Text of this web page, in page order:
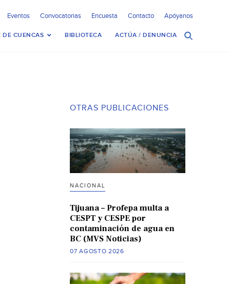
Eventos Convocatorias Encuesta Contacto Apóyanos
DE CUENCAS BIBLIOTECA ACTÚA / DENUNCIA
OTRAS PUBLICACIONES
NACIONAL
Tijuana – Profepa multa a
CESPT y CESPE por
contaminación de agua en
BC (MVS Noticias)
07 AGOSTO 2026